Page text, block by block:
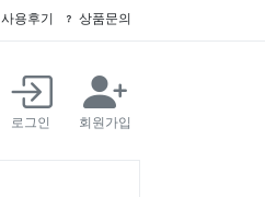
사용후기 상품문의
로그인 회원가입